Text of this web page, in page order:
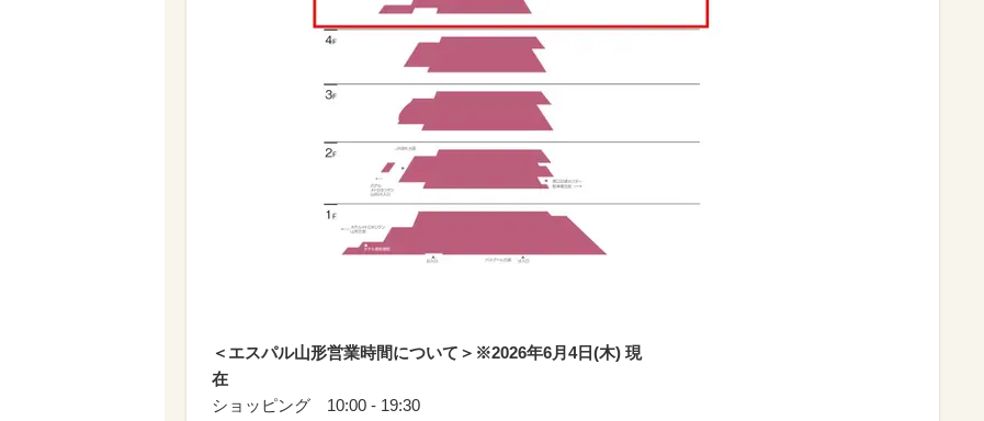
＜エスパル山形営業時間について＞※2026年6月4日(木) 現
在
ショッピング 10:00 - 19:30